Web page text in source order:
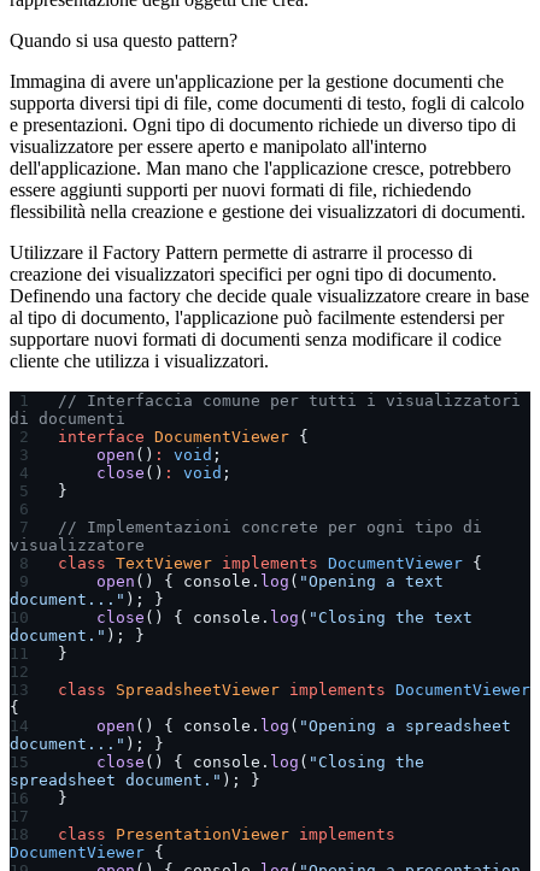
Quando si usa questo pattern?
Immagina di avere un'applicazione per la gestione documenti che
supporta diversi tipi di file, come documenti di testo, fogli di calcolo
e presentazioni. Ogni tipo di documento richiede un diverso tipo di
visualizzatore per essere aperto e manipolato all'interno
dell'applicazione. Man mano che l'applicazione cresce, potrebbero
essere aggiunti supporti per nuovi formati di file, richiedendo
flessibilità nella creazione e gestione dei visualizzatori di documenti.
Utilizzare il Factory Pattern permette di astrarre il processo di
creazione dei visualizzatori specifici per ogni tipo di documento.
Definendo una factory che decide quale visualizzatore creare in base
al tipo di documento, l'applicazione può facilmente estendersi per
supportare nuovi formati di documenti senza modificare il codice
cliente che utilizza i visualizzatori.
// Interfaccia comune per tutti i visualizzatori
di documenti
interface DocumentViewer {
    open
() : void ;
    close
() : void ;
}
// Implementazioni concrete per ogni tipo di
visualizzatore
class TextViewer implements DocumentViewer {
    open
() { console. log ( "Opening a text
document..." ); }
    close
() { console. log ( "Closing the text
document." ); }
}
class SpreadsheetViewer implements DocumentViewer
{
    open
() { console. log ( "Opening a spreadsheet
document..." ); }
    close
() { console. log ( "Closing the
spreadsheet document." ); }
}
class PresentationViewer implements
DocumentViewer {